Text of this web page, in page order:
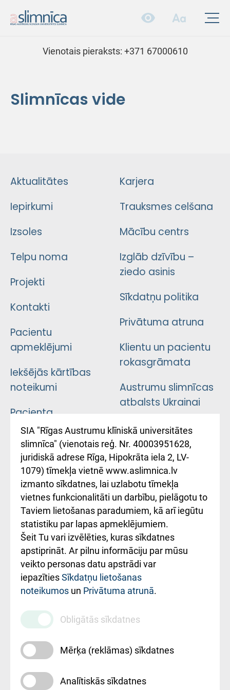
Vienotais pieraksts: +371 67000610
Slimnīcas vide
Aktualitātes
Iepirkumi
Izsoles
Telpu noma
Projekti
Kontakti
Pacientu
apmeklējumi
Iekšējās kārtības
noteikumi
Pacienta
atsauksmju/sūdzību
iesniegšanas
kārtība
Kā pie mums nokļūt
Rēķinu apmaksas
ceļvedis
Rekvizīti un
ārstniecības
iestādes kods
010000234
Maksas
pakalpojumu
cenrādis
Karjera
Trauksmes celšana
Mācību centrs
Izglāb dzīvību –
ziedo asinis
Sīkdatņu politika
Privātuma atruna
Klientu un pacientu
rokasgrāmata
Austrumu slimnīcas
atbalsts Ukrainai
Підтримка Східної
лікарні та співпраця з
Україною
SIA "Rīgas Austrumu klīniskā universitātes
slimnīca" (vienotais reģ. Nr. 40003951628,
juridiskā adrese Rīga, Hipokrāta iela 2, LV-
1079) tīmekļa vietnē www.aslimnica.lv
izmanto sīkdatnes, lai uzlabotu tīmekļa
vietnes funkcionalitāti un darbību, pielāgotu to
Taviem lietošanas paradumiem, kā arī iegūtu
statistiku par lapas apmeklējumiem.
Šeit Tu vari izvēlēties, kuras sīkdatnes
apstiprināt. Ar pilnu informāciju par mūsu
veikto personas datu apstrādi var
iepazītiesSīkdatņu lietošanas
noteikumos un Privātuma atrunā.
Obligātās sīkdatnes
Mērķa (reklāmas) sīkdatnes
Analītiskās sīkdatnes